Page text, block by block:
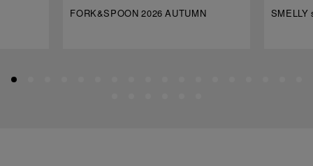
FORK&SPOON 2026 AUTUMN SMELLY